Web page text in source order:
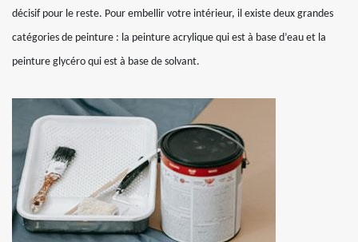
décisif pour le reste. Pour embellir votre intérieur, il existe deux grandes
catégories de peinture : la peinture acrylique qui est à base d’eau et la
peinture glycéro qui est à base de solvant.